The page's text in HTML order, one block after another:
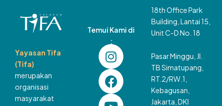
Yayasan Tifa
(Tifa)
merupakan
organisasi
masyarakat
Temui Kami di
:
I
n
s
t
a
F
a
c
e
b
Y
o
u
t
u
X
-
t
w
i
L
i
n
k
e
T
i
k
t
o
18th Office Park
Building, Lantai 15,
Unit C-D No. 18
Pasar Minggu, Jl.
TB Simatupang,
RT.2/RW.1,
Kebagusan,
Jakarta, DKI